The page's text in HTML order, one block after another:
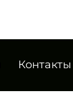
Контакты